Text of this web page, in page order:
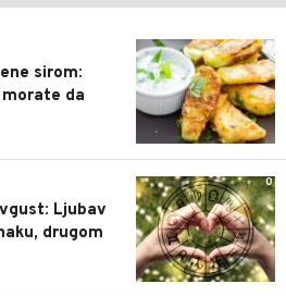
0
sirom:
da
0
Ljubav
drugom